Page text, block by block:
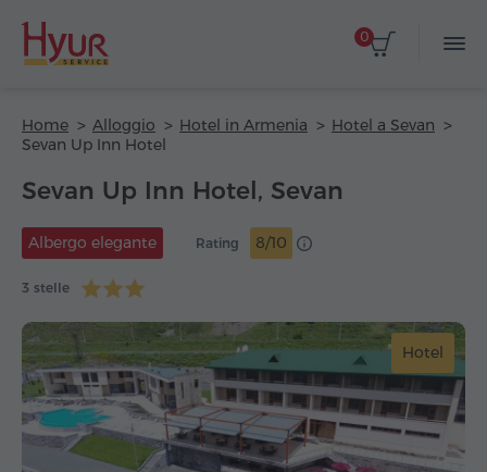
0
Home Alloggio Hotel in Armenia
Hotel a Sevan
Sevan Up Inn Hotel
Sevan Up Inn Hotel, Sevan
Albergo elegante
3 stelle
Rating 8/10
Hotel